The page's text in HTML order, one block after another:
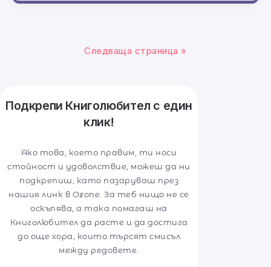
Следваща страница »
Подкрепи Книголюбител с един
клик!
Ако това, което правим, ти носи
стойност и удоволствие, можеш да ни
подкрепиш, като пазаруваш през
нашия линк в Ozone. За теб нищо не се
оскъпява, а така помагаш на
Книголюбител да расте и да достига
до още хора, които търсят смисъл
между редовете.